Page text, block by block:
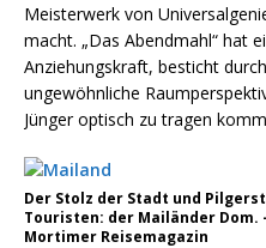
Meisterwerk von
macht. „Das Abendmahl“ hat
Anziehungskraft, besticht
ungewöhnliche
Jünger optisch zu tragen
Der Stolz der Stadt und
Touristen: der Mailänder Dom.
Mortimer Reisemagazin